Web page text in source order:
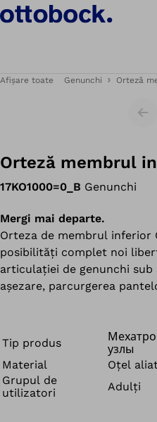
Afișare toate Genunchi Orteză
Orteză membrul
17KO1000=0_B Genunchi
Mergi mai departe.
Orteza de membrul inferior
posibilități complet noi
articulației de genunchi sub
așezare, parcurgerea
de membrul inferior C-
Tip produs
узлы
Material
Oţel
Grupul de
utilizatori
Adulți